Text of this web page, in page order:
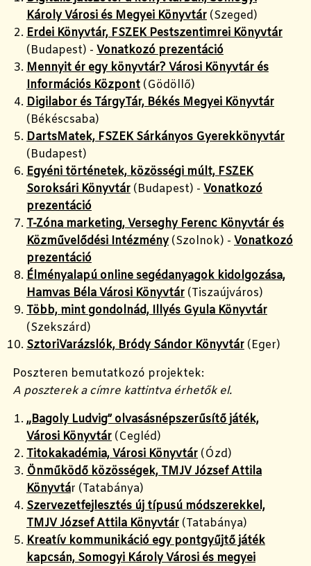
Károly Városi és Megyei Könyvtár (Szeged)
Erdei Könyvtár, FSZEK Pestszentimrei Könyvtár
(Budapest) - Vonatkozó prezentáció
Mennyit ér egy könyvtár? Városi Könyvtár és
Információs Központ (Gödöllő)
Digilabor és TárgyTár, Békés Megyei Könyvtár
(Békéscsaba)
DartsMatek, FSZEK Sárkányos Gyerekkönyvtár
(Budapest)
Egyéni történetek, közösségi múlt, FSZEK
Soroksári Könyvtár (Budapest) - Vonatkozó
prezentáció
T-Zóna marketing, Verseghy Ferenc Könyvtár és
Közművelődési Intézmény(Szolnok) - Vonatkozó
prezentáció
Élményalapú online segédanyagok kidolgozása,
Hamvas Béla Városi Könyvtár (Tiszaújváros)
Több, mint gondolnád, Illyés Gyula Könyvtár
(Szekszárd)
SztoriVarázslók, Bródy Sándor Könyvtár (Eger)
Poszteren bemutatkozó projektek:
A poszterek a címre kattintva érhetők el.
„Bagoly Ludvig” olvasásnépszerűsítő játék,
Városi Könyvtár (Cegléd)
Titokakadémia, Városi Könyvtár (Ózd)
Önműködő közösségek, TMJV József Attila
Könyvtár (Tatabánya)
Szervezetfejlesztés új típusú módszerekkel,
TMJV József Attila Könyvtár (Tatabánya)
Kreatív kommunikáció egy pontgyűjtő játék
kapcsán, Somogyi Károly Városi és megyei